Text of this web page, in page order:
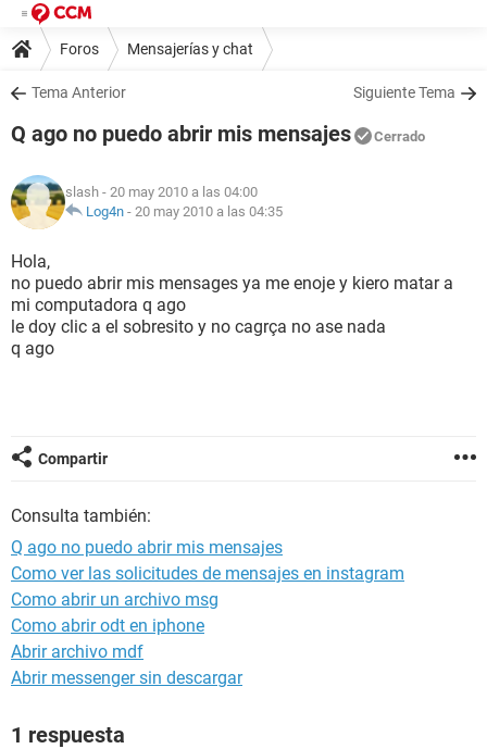
Foros Mensajerías y chat
Tema Anterior Siguiente Tema
Q ago no puedo abrir mis mensajes Cerrado
slash - 20 may 2010 a las 04:00
Log4n - 20 may 2010 a las 04:35
Hola,
no puedo abrir mis mensages ya me enoje y kiero matar a
mi computadora q ago
le doy clic a el sobresito y no cagrça no ase nada
q ago
Compartir
Consulta también:
Q ago no puedo abrir mis mensajes
Como ver las solicitudes de mensajes en instagram
Como abrir un archivo msg
Como abrir odt en iphone
Abrir archivo mdf
Abrir messenger sin descargar
1 respuesta